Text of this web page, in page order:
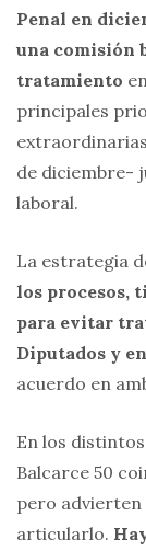
Penal en
una comisión
tratamiento
principales
de diciembre-
laboral.
La estrategia
los procesos,
para evitar
Diputados y
acuerdo en
En los
Balcarce 50
pero advierten
articularlo.